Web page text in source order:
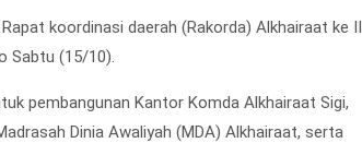
koordinasi daerah (Rakorda) Alkhairaat ke II
Sabtu (15/10).
pembangunan Kantor Komda Alkhairaat Sigi,
Dinia Awaliyah (MDA) Alkhairaat, serta